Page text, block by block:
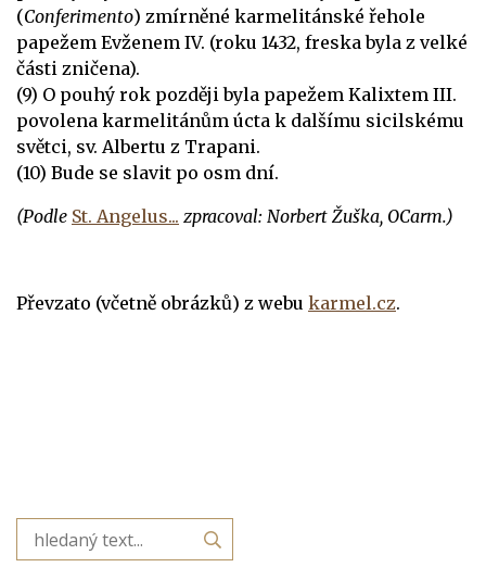
(Conferimento) zmírněné karmelitánské řehole
papežem Evženem IV. (roku 1432, freska byla z velké
části zničena).
(9) O pouhý rok později byla papežem Kalixtem III.
povolena karmelitánům úcta k dalšímu sicilskému
světci, sv. Albertu z Trapani.
(10) Bude se slavit po osm dní.
(Podle St. Angelus... zpracoval: Norbert Žuška, OCarm.)
Převzato (včetně obrázků) z webu karmel.cz.